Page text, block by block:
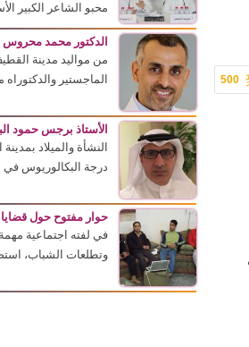
500
محبو الشاعر الكبير
الدكتور محمد
من مواليد مدينة
الماجستير والدكتوراه
الأستاذ برجس حمود
النشأة والميلاد
درجة البكالوريوس في
حوار مفتوح حول
في لفته اجتماعية مهمة
وتطلعات الشباب،